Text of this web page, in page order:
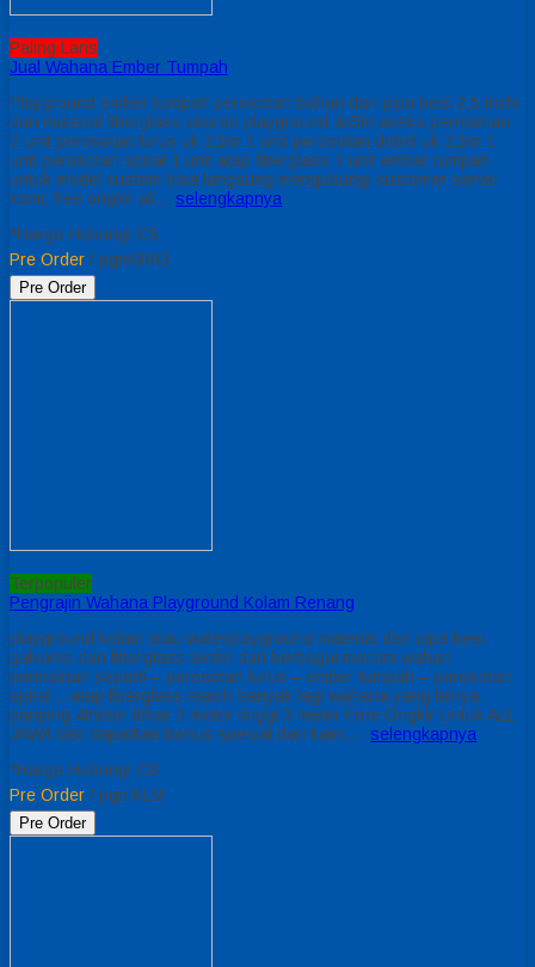
Paling Laris
Jual Wahana Ember Tumpah
Playground ember tumpah perosotan bahan dari pipa besi 2,5 inchi
dan material fiberglass ukuran playground 4x5m aneka permainan :
2 unit perosotan lurus uk 2,5m 1 unit perosotan dobel uk 2,5m 1
unit perosotan spiral 1 unit atap fiberglass 1 unit ember tumpah
untuk model custom bisa langsung mengubungi customer servic
kami. free ongkir all… selengkapnya
*Harga Hubungi CS
Pre Order / pgnKR03
Pre Order
Terpopuler
Pengrajin Wahana Playground Kolam Renang
playground kolam atau waterplayground material dari pipa besi
galvanis dan fiberglass terdiri dari berbagai macam wahan
permainan seperti – perosotan lurus – ember tumpah – perosotan
spiral – atap fiberglass masih banyak lagi wahana yang lainya.
panjang 4meter lebar 3 meter tinggi 3 meter Free Ongkir Untuk ALL
JAWA dan dapatkan bonus spesial dari kami…. selengkapnya
*Harga Hubungi CS
Pre Order / pgn KLM
Pre Order